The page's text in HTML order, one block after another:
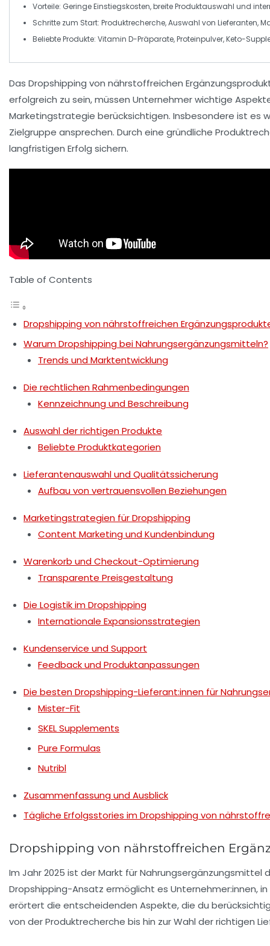
Vorteile: Geringe Einstiegskosten, breite Produktauswahl und
Schritte zum Start: Produktrecherche, Auswahl von Lieferanten,
Beliebte Produkte: Vitamin D-Präparate,Proteinpulver,Keto-
Das Dropshipping von nährstoffreichen
erfolgreich zu sein, müssen Unternehmer wichtige
Marketingstrategie berücksichtigen. Insbesondere ist es
Zielgruppe ansprechen. Durch eine gründliche
langfristigen Erfolg sichern.
Table of Contents
Dropshipping von nährstoffreichen
Warum Dropshipping bei Nahrungsergänzungsmitteln?
Trends und Marktentwicklung
Die rechtlichen Rahmenbedingungen
Kennzeichnung und Beschreibung
Auswahl der richtigen Produkte
Beliebte Produktkategorien
Lieferantenauswahl und Qualitätssicherung
Aufbau von vertrauensvollen Beziehungen
Marketingstrategien für Dropshipping
Content Marketing und Kundenbindung
Warenkorb und Checkout-Optimierung
Transparente Preisgestaltung
Die Logistik im Dropshipping
Internationale Expansionsstrategien
Kundenservice und Support
Feedback und Produktanpassungen
Die besten Dropshipping-Lieferant:innen für
Mister-Fit
SKEL Supplements
Pure Formulas
Nutribl
Zusammenfassung und Ausblick
Tägliche Erfolgsstories im Dropshipping von
Dropshipping von nährstoffreichen
Im Jahr 2025 ist der Markt für
Dropshipping-Ansatz ermöglicht es Unternehmer:innen,
erörtert die entscheidenden Aspekte, die du
von der Produktrecherche bis hin zur Wahl der richtigen